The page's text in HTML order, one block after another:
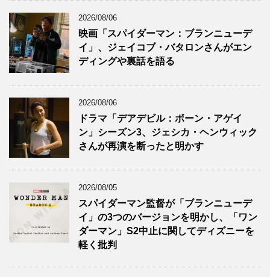
2026/08/06
映画「スパイダーマン：ブランニューデ
イ」、ジェイコブ・バタロンさんがエン
ディングや裏話を語る
2026/08/06
ドラマ「デアデビル：ボーン・アゲイ
ン」シーズン3、ジェシカ・ヘンウィック
さんが再演を断ったと明かす
2026/08/05
スパイダーマン監督が「ブランニューデ
イ」の3つのバージョンを明かし、「ワン
ダーマン」S2中止に関してディズニーを
軽く批判